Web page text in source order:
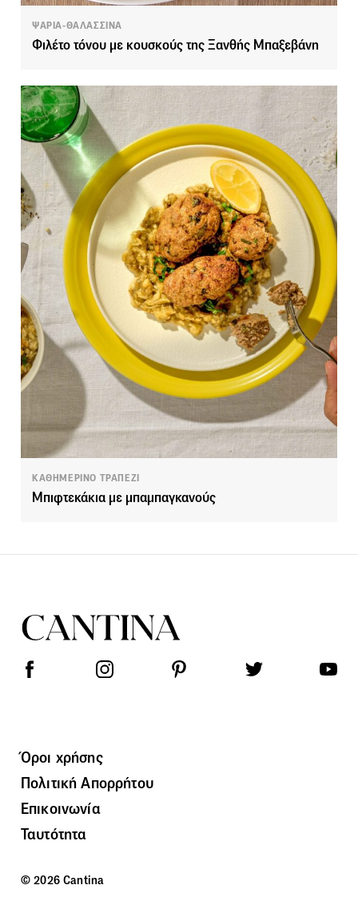
ΨΑΡΙΑ-ΘΑΛΑΣΣΙΝΑ
Φιλέτο τόνου με κουσκούς της Ξανθής Μπαξεβάνη
ΚΑΘΗΜΕΡΙΝΟ ΤΡΑΠΕΖΙ
Μπιφτεκάκια με μπαμπαγκανούς
Όροι χρήσης
Πολιτική Απορρήτου
Επικοινωνία
Ταυτότητα
© 2026 Cantina